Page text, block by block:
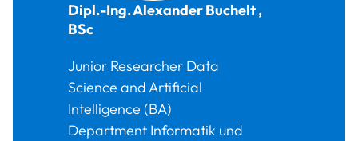
Dipl.-Ing.AlexanderBuchelt,
BSc
Junior Researcher Data
Science and Artificial
Intelligence (BA)
Department Informatik und